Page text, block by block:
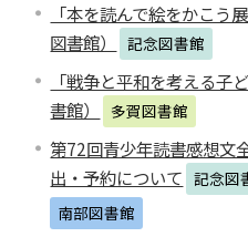
「本を読んで絵をかこう
図書館）
記念図書館
「戦争と平和を考える子
書館）
多賀図書館
第72回青少年読書感想文
出・予約について 記念図
南部図書館